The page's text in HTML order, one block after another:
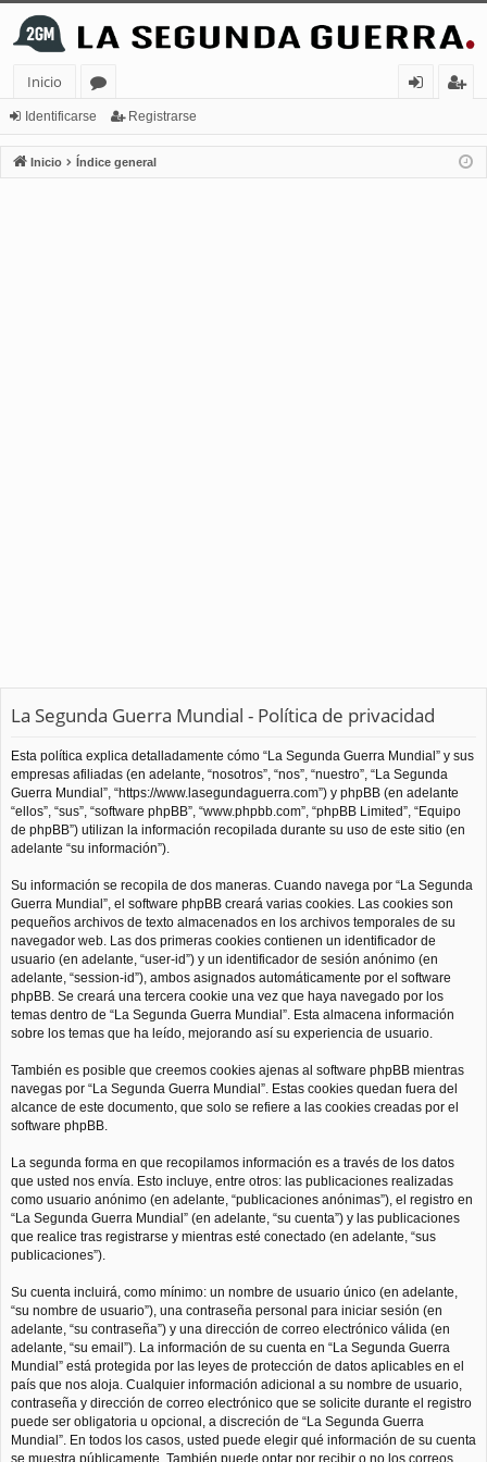
Inicio
or
os
nt
ifi
ist
ra
Identificarse Registrarse
Inicio Índice general
La Segunda Guerra Mundial - Política de privacidad
Esta política explica detalladamente cómo “La Segunda Guerra Mundial” y sus
empresas afiliadas (en adelante, “nosotros”, “nos”, “nuestro”, “La Segunda
Guerra Mundial”, “https://www.lasegundaguerra.com”) y phpBB (en adelante
“ellos”, “sus”, “software phpBB”, “www.phpbb.com”, “phpBB Limited”, “Equipo
de phpBB”) utilizan la información recopilada durante su uso de este sitio (en
adelante “su información”).
Su información se recopila de dos maneras. Cuando navega por “La Segunda
Guerra Mundial”, el software phpBB creará varias cookies. Las cookies son
pequeños archivos de texto almacenados en los archivos temporales de su
navegador web. Las dos primeras cookies contienen un identificador de
usuario (en adelante, “user-id”) y un identificador de sesión anónimo (en
adelante, “session-id”), ambos asignados automáticamente por el software
phpBB. Se creará una tercera cookie una vez que haya navegado por los
temas dentro de “La Segunda Guerra Mundial”. Esta almacena información
sobre los temas que ha leído, mejorando así su experiencia de usuario.
También es posible que creemos cookies ajenas al software phpBB mientras
navegas por “La Segunda Guerra Mundial”. Estas cookies quedan fuera del
alcance de este documento, que solo se refiere a las cookies creadas por el
software phpBB.
La segunda forma en que recopilamos información es a través de los datos
que usted nos envía. Esto incluye, entre otros: las publicaciones realizadas
como usuario anónimo (en adelante, “publicaciones anónimas”), el registro en
“La Segunda Guerra Mundial” (en adelante, “su cuenta”) y las publicaciones
que realice tras registrarse y mientras esté conectado (en adelante, “sus
publicaciones”).
Su cuenta incluirá, como mínimo: un nombre de usuario único (en adelante,
“su nombre de usuario”), una contraseña personal para iniciar sesión (en
adelante, “su contraseña”) y una dirección de correo electrónico válida (en
adelante, “su email”). La información de su cuenta en “La Segunda Guerra
Mundial” está protegida por las leyes de protección de datos aplicables en el
país que nos aloja. Cualquier información adicional a su nombre de usuario,
contraseña y dirección de correo electrónico que se solicite durante el registro
puede ser obligatoria u opcional, a discreción de “La Segunda Guerra
Mundial”. En todos los casos, usted puede elegir qué información de su cuenta
se muestra públicamente. También puede optar por recibir o no los correos